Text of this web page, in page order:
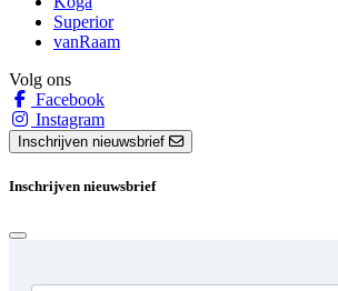
Superior
vanRaam
Volg ons
Facebook
Instagram
Inschrijven nieuwsbrief
Inschrijven nieuwsbrief